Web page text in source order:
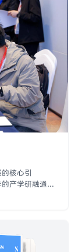
核心引
产学研融通创
研攻关。中广